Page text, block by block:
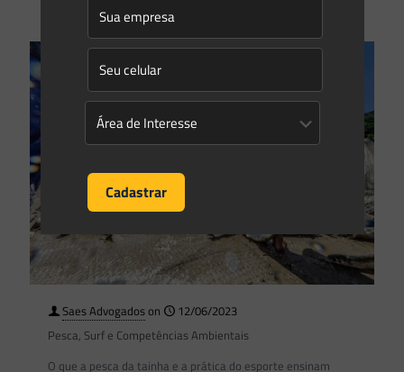
Saes Advogadoson
12/06/2023
Pesca, Surf e Competências Ambientais
O que a pesca da tainha e a prática do esporte ensinam